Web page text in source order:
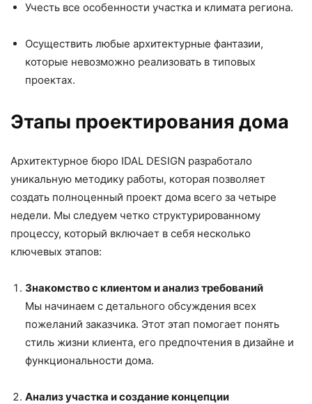
Учесть все особенности участка и климата региона.
Осуществить любые архитектурные фантазии,
которые невозможно реализовать в типовых
проектах.
Этапы проектирования дома
Архитектурное бюро IDAL DESIGN разработало
уникальную методику работы, которая позволяет
создать полноценный проект дома всего за четыре
недели. Мы следуем четко структурированному
процессу, который включает в себя несколько
ключевых этапов:
Знакомство с клиентом и анализ требований
Мы начинаем с детального обсуждения всех
пожеланий заказчика. Этот этап помогает понять
стиль жизни клиента, его предпочтения в дизайне и
функциональности дома.
Анализ участка и создание концепции